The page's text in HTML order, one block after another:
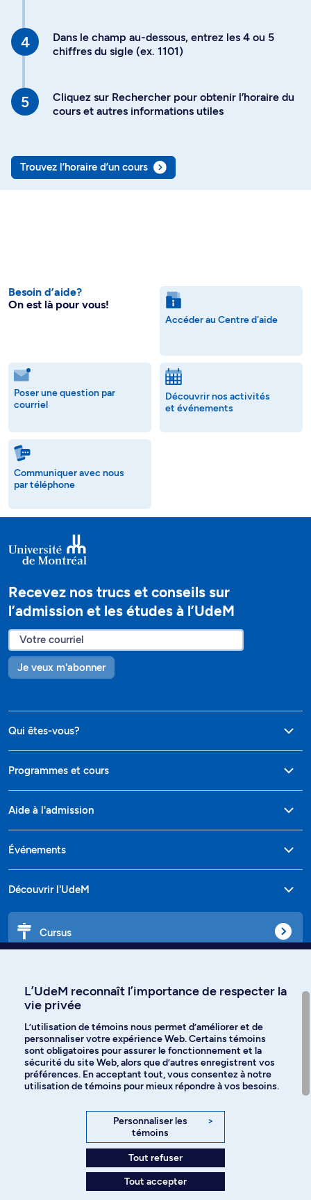
Dans le champ au-dessous, entrez les 4 ou 5
chiffres du sigle (ex. 1101)
Cliquez sur Rechercher pour obtenir l’horaire du
cours et autres informations utiles
Trouvez l’horaire d’un cours
Besoin d’aide?
On est là pour vous!
Accéder au Centre d'aide
Poser une question par
courriel
Découvrir nos activités
et événements
Communiquer avec nous
par téléphone
Recevez nos trucs et conseils sur
l’admission et les études à l’UdeM
Je veux m'abonner
Qui êtes-vous?
Programmes et cours
Aide à l'admission
Événements
Découvrir l'UdeM
Cursus
Langues
Facebook Instagram
YouTube
Politique de confidentialité
L’UdeM reconnaît l’importance de respecter la
vie privée
L’utilisation de témoins nous permet d’améliorer et de
personnaliser votre expérience Web. Certains témoins
sont obligatoires pour assurer le fonctionnement et la
sécurité du site Web, alors que d’autres enregistrent vos
préférences. En acceptant tout, vous consentez à notre
utilisation de témoins pour mieux répondre à vos besoins.
Personnaliser les
témoins
>
Tout refuser
Tout accepter